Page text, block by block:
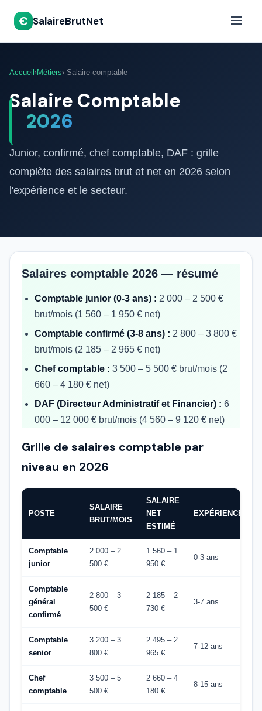
€ SalaireBrutNet
Accueil ›Métiers› Salaire comptable
Salaire Comptable
2026
Junior, confirmé, chef comptable, DAF : grille
complète des salaires brut et net en 2026 selon
l'expérience et le secteur.
Salaires comptable 2026 — résumé
Comptable junior (0-3 ans) : 2 000 – 2 500 €
brut/mois (1 560 – 1 950 € net)
Comptable confirmé (3-8 ans) : 2 800 – 3 800 €
brut/mois (2 185 – 2 965 € net)
Chef comptable : 3 500 – 5 500 € brut/mois (2
660 – 4 180 € net)
DAF (Directeur Administratif et Financier) : 6
000 – 12 000 € brut/mois (4 560 – 9 120 € net)
Grille de salaires comptable par
niveau en 2026
POSTE
SALAIRE
BRUT/MOIS
SALAIRE
NET
ESTIMÉ
EXPÉRIENCE
Comptable
junior
2 000 – 2
500 €
1 560 – 1
950 €
0-3 ans
Comptable
général
confirmé
2 800 – 3
500 €
2 185 – 2
730 €
3-7 ans
Comptable
senior
3 200 – 3
800 €
2 495 – 2
965 €
7-12 ans
Chef
comptable
3 500 – 5
500 €
2 660 – 4
180 €
8-15 ans